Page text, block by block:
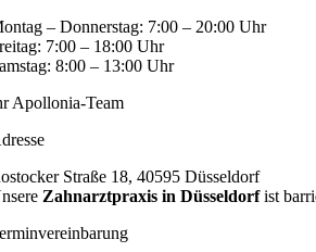
– Donnerstag: 7:00 – 20:00 Uhr
7:00 – 18:00 Uhr
8:00 – 13:00 Uhr
Apollonia-Team
Straße 18, 40595 Düsseldorf
Zahnarztpraxis in Düsseldorfist